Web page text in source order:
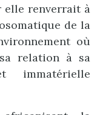
elle renverrait à
de la
où
relation à sa
immatérielle